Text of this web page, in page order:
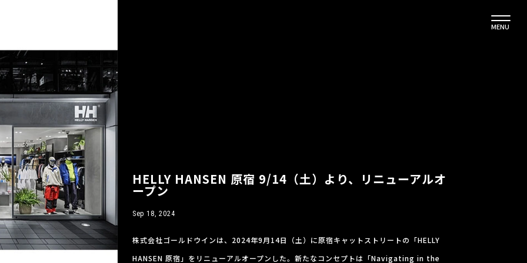
MENU
HELLY HANSEN 原宿 9/14（土）より、リニューアルオ
ープン
Sep 18, 2024
株式会社ゴールドウインは、2024年9月14日（土）に原宿キャットストリートの「HELLY
HANSEN 原宿」をリニューアルオープンした。新たなコンセプトは「Navigating in the